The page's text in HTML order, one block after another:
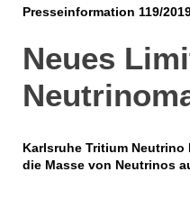
Presseinformation 119/
Neues
Karlsruhe Tritium Neutrino
die Masse von Neutrinos